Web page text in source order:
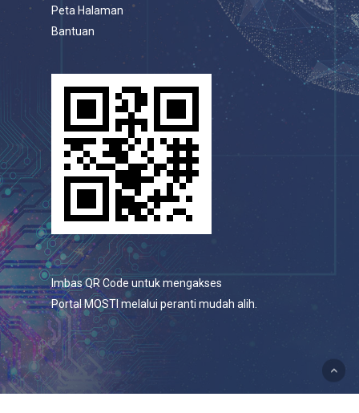
Peta Halaman
Bantuan
Imbas QR Code untuk mengakses
Portal MOSTI melalui peranti mudah alih.